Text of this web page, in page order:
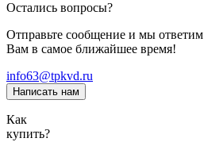
Остались вопросы?
Отправьте сообщение и мы ответим
Вам в самое ближайшее время!
info63@tpkvd.ru
Написать нам
Как
купить?